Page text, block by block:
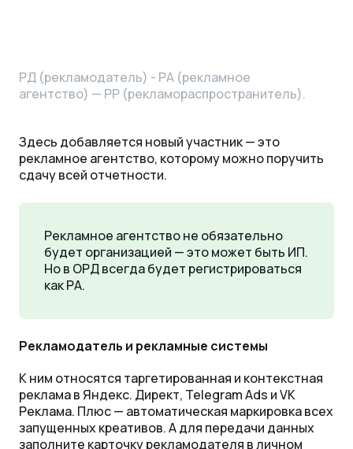
РД (рекламодатель) - РА (рекламное
агентство) — РР (рекламораспространитель).
Здесь добавляется новый участник — это
рекламное агентство, которому можно поручить
сдачу всей отчетности.
Рекламное агентство не обязательно
будет организацией — это может быть ИП.
Но в ОРД всегда будет регистрироваться
как РА.
Рекламодатель и рекламные системы
К ним относятся таргетированная и контекстная
реклама в Яндекс. Директ, Telegram Ads и VK
Реклама. Плюс — автоматическая маркировка всех
запущенных креативов. А для передачи данных
заполните карточку рекламодателя в личном